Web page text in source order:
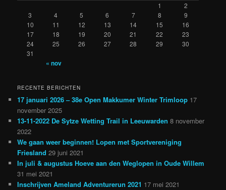
1
2
3
4 5 6 7 8
9
10
11 12 13 14 15
16
17
18 19 20 21 22
23
24
25 26 27 28 29
30
31
« nov
RECENTE BERICHTEN
17 januari 2026 – 38e Open Makkumer Winter Trimloop 17
november 2025
13-11-2022 De Sytze Wetting Trail in Leeuwarden 8 november
2022
We gaan weer beginnen! Lopen met Sportvereniging
Friesland 29 juni 2021
In juli & augustus Hoeve aan den Weglopen in Oude Willem
31 mei 2021
Inschrijven Ameland Adventurerun 2021 17 mei 2021